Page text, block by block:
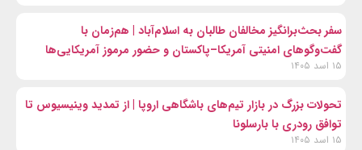
سفر بحث‌برانگیز مخالفان طالبان به اسلام‌آباد | هم‌زمان با
گفت‌وگوهای امنیتی آمریکا–پاکستان و حضور مرموز آمریکایی‌ها
۱۵ اسد ۱۴۰۵
تحولات بزرگ در بازار تیم‌های باشگاهی اروپا | از تمدید وینیسیوس تا
توافق رودری با بارسلونا
۱۵ اسد ۱۴۰۵